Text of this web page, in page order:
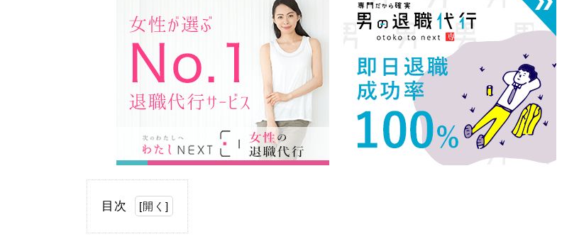
目次 [開く ]